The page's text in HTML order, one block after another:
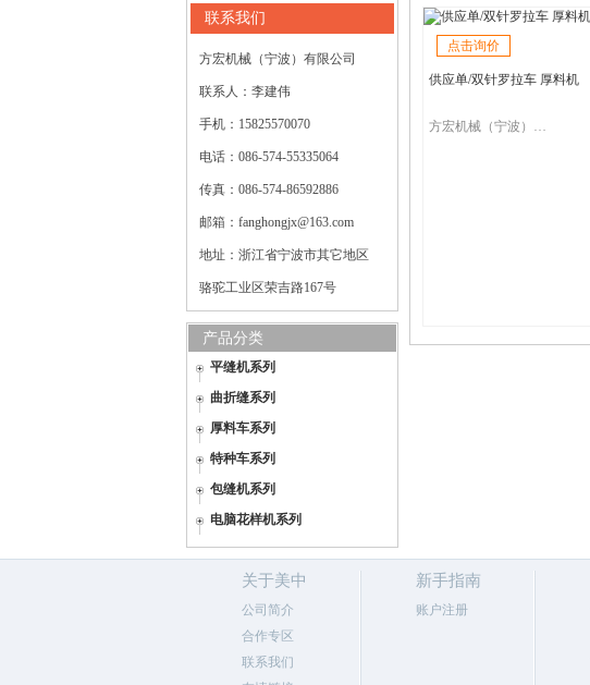
联系我们
方宏机械（宁波）有限公司
联系人：李建伟
手机：15825570070
电话：086-574-55335064
传真：086-574-86592886
邮箱：fanghongjx@163.com
地址：浙江省宁波市其它地区
骆驼工业区荣吉路167号
产品分类
平缝机系列
曲折缝系列
厚料车系列
特种车系列
包缝机系列
电脑花样机系列
点击询价
供应单/双针罗拉车 厚料机
方宏机械（宁波）有限公司
关于美中
公司简介
合作专区
联系我们
新手指南
账户注册